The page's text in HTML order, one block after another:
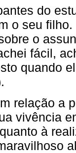
do
o seu
o
fácil,
quando
relação a
vivência
à